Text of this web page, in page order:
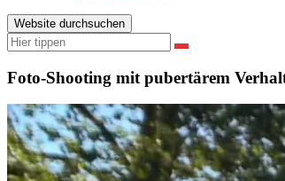
Website durchsuchen
Suchen
nach:
Suchen
Foto-Shooting mit pubertärem